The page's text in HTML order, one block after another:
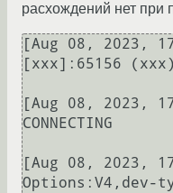
расхождений нет при
[Aug 08, 2023,
[xxx]:65156
[Aug 08, 2023,
CONNECTING
[Aug 08, 2023,
Options:V4,dev-